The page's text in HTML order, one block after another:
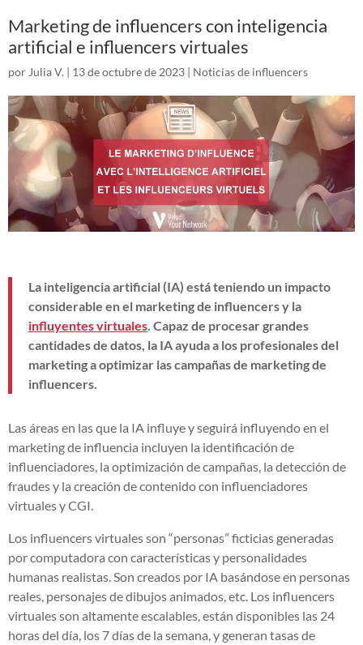
Marketing de influencers con inteligencia
artificial e influencers virtuales
por Julia V. | 13 de octubre de 2023 | Noticias de influencers
La inteligencia artificial (IA) está teniendo un impacto
considerable en el marketing de influencers y la
influyentes virtuales. Capaz de procesar grandes
cantidades de datos, la IA ayuda a los profesionales del
marketing a optimizar las campañas de marketing de
influencers.
Las áreas en las que la IA influye y seguirá influyendo en el
marketing de influencia incluyen la identificación de
influenciadores, la optimización de campañas, la detección de
fraudes y la creación de contenido con influenciadores
virtuales y CGI.
Los influencers virtuales son “personas” ficticias generadas
por computadora con características y personalidades
humanas realistas. Son creados por IA basándose en personas
reales, personajes de dibujos animados, etc. Los influencers
virtuales son altamente escalables, están disponibles las 24
horas del día, los 7 días de la semana, y generan tasas de